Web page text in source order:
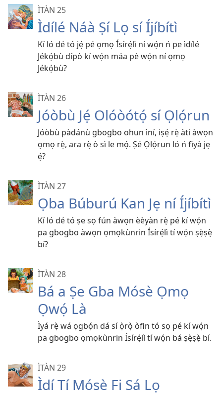
ÌTÀN 25
Ìdílé Náà Ṣí Lọ sí Íjíbítì
Kí ló dé tó jẹ́ pé ọmọ Ísírẹ́lì ní wọ́n ń pe ìdílé
Jékọ́bù dípò kí wọ́n máa pè wọ́n ní ọmọ
Jékọ́bù?
ÌTÀN 26
Jóòbù Jẹ́ Olóòótọ́ sí Ọlọ́run
Jóòbù pàdánù gbogbo ohun ìní, iṣẹ́ rẹ̀ àti àwọn
ọmọ rẹ̀, ara rẹ̀ ò sì le mọ́. Ṣé Ọlọ́run ló ń fìyà jẹ
ẹ́?
ÌTÀN 27
Ọba Búburú Kan Jẹ ní Íjíbítì
Kí ló dé tó ṣe sọ fún àwọn èèyàn rẹ̀ pé kí wọ́n
pa gbogbo àwọn ọmọkùnrin Ísírẹ́lì tí wọ́n ṣẹ̀ṣẹ̀
bí?
ÌTÀN 28
Bá a Ṣe Gba Mósè Ọmọ
Ọwọ́ Là
Ìyá rẹ̀ wá ọgbọ́n dá sí ọ̀rọ̀ òfin tó sọ pé kí wọ́n
pa gbogbo ọmọkùnrin Ísírẹ́lì tí wọ́n bá ṣẹ̀ṣẹ̀ bí.
ÌTÀN 29
Ìdí Tí Mósè Fi Sá Lọ